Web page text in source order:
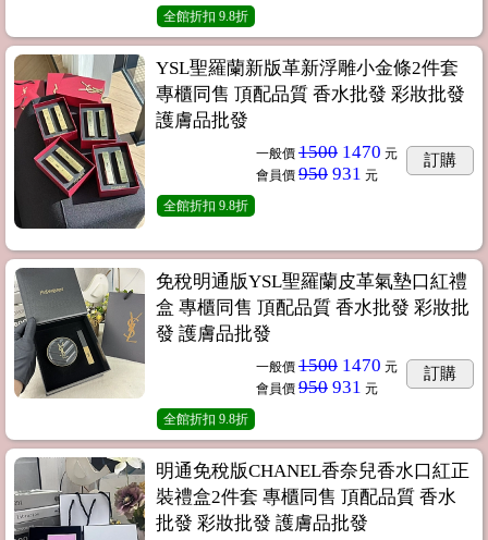
全館折扣 9.8折
YSL聖羅蘭新版革新浮雕小金條2件套
專櫃同售 頂配品質 香水批發 彩妝批發
護膚品批發
一般價 1500 1470 元
會員價 950 931 元
訂購
全館折扣 9.8折
免稅明通版YSL聖羅蘭皮革氣墊口紅禮
盒 專櫃同售 頂配品質 香水批發 彩妝批
發 護膚品批發
一般價 1500 1470 元
會員價 950 931 元
訂購
全館折扣 9.8折
明通免稅版CHANEL香奈兒香水口紅正
裝禮盒2件套 專櫃同售 頂配品質 香水
批發 彩妝批發 護膚品批發